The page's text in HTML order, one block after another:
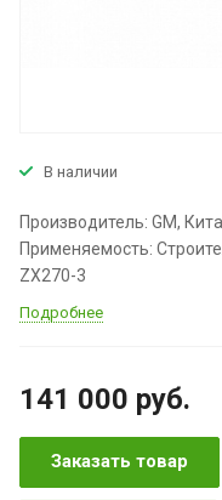
В наличии
Производитель: GM,
Применяемость:
ZX270-3
Подробнее
141 000 руб.
Заказать товар